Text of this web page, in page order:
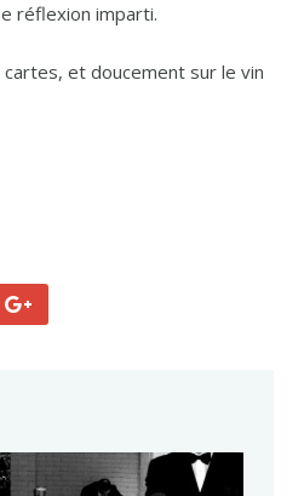
réflexion imparti.
et doucement sur le vin